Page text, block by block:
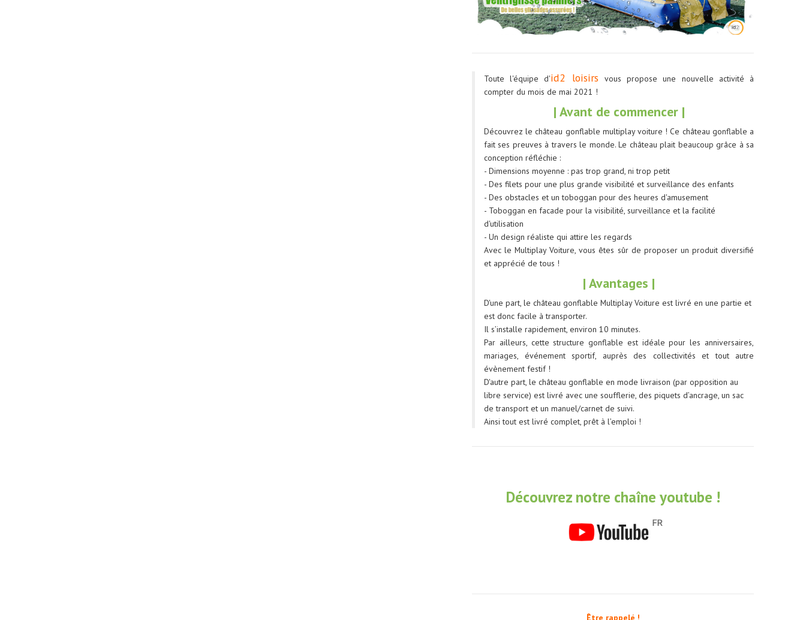
Toute l'équipe d'id2 loisirs vous propose une nouvelle activité à
compter du mois de mai 2021 !
| Avant de commencer |
Découvrez le château gonflable multiplay voiture ! Ce château gonflable a
fait ses preuves à travers le monde. Le château plait beaucoup grâce à sa
conception réfléchie :
- Dimensions moyenne : pas trop grand, ni trop petit
- Des filets pour une plus grande visibilité et surveillance des enfants
- Des obstacles et un toboggan pour des heures d'amusement
- Toboggan en facade pour la visibilité, surveillance et la facilité
d'utilisation
- Un design réaliste qui attire les regards
Avec le Multiplay Voiture, vous êtes sûr de proposer un produit diversifié
et apprécié de tous !
| Avantages |
D'une part, le château gonflable Multiplay Voiture est livré en une partie et
est donc facile à transporter.
Il s’installe rapidement, environ 10 minutes.
Par ailleurs, cette structure gonflable est idéale pour les anniversaires,
mariages, événement sportif, auprès des collectivités et tout autre
évènement festif !
D'autre part, le château gonflable en mode livraison (par opposition au
libre service) est livré avec une soufflerie, des piquets d’ancrage, un sac
de transport et un manuel/carnet de suivi.
Ainsi tout est livré complet, prêt à l’emploi !
Découvrez notre chaîne youtube !
Être rappelé !